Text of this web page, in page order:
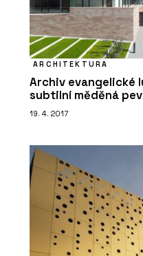
ARCHITEKTURA
Archiv evangelické
subtilní měděná
19. 4. 2017